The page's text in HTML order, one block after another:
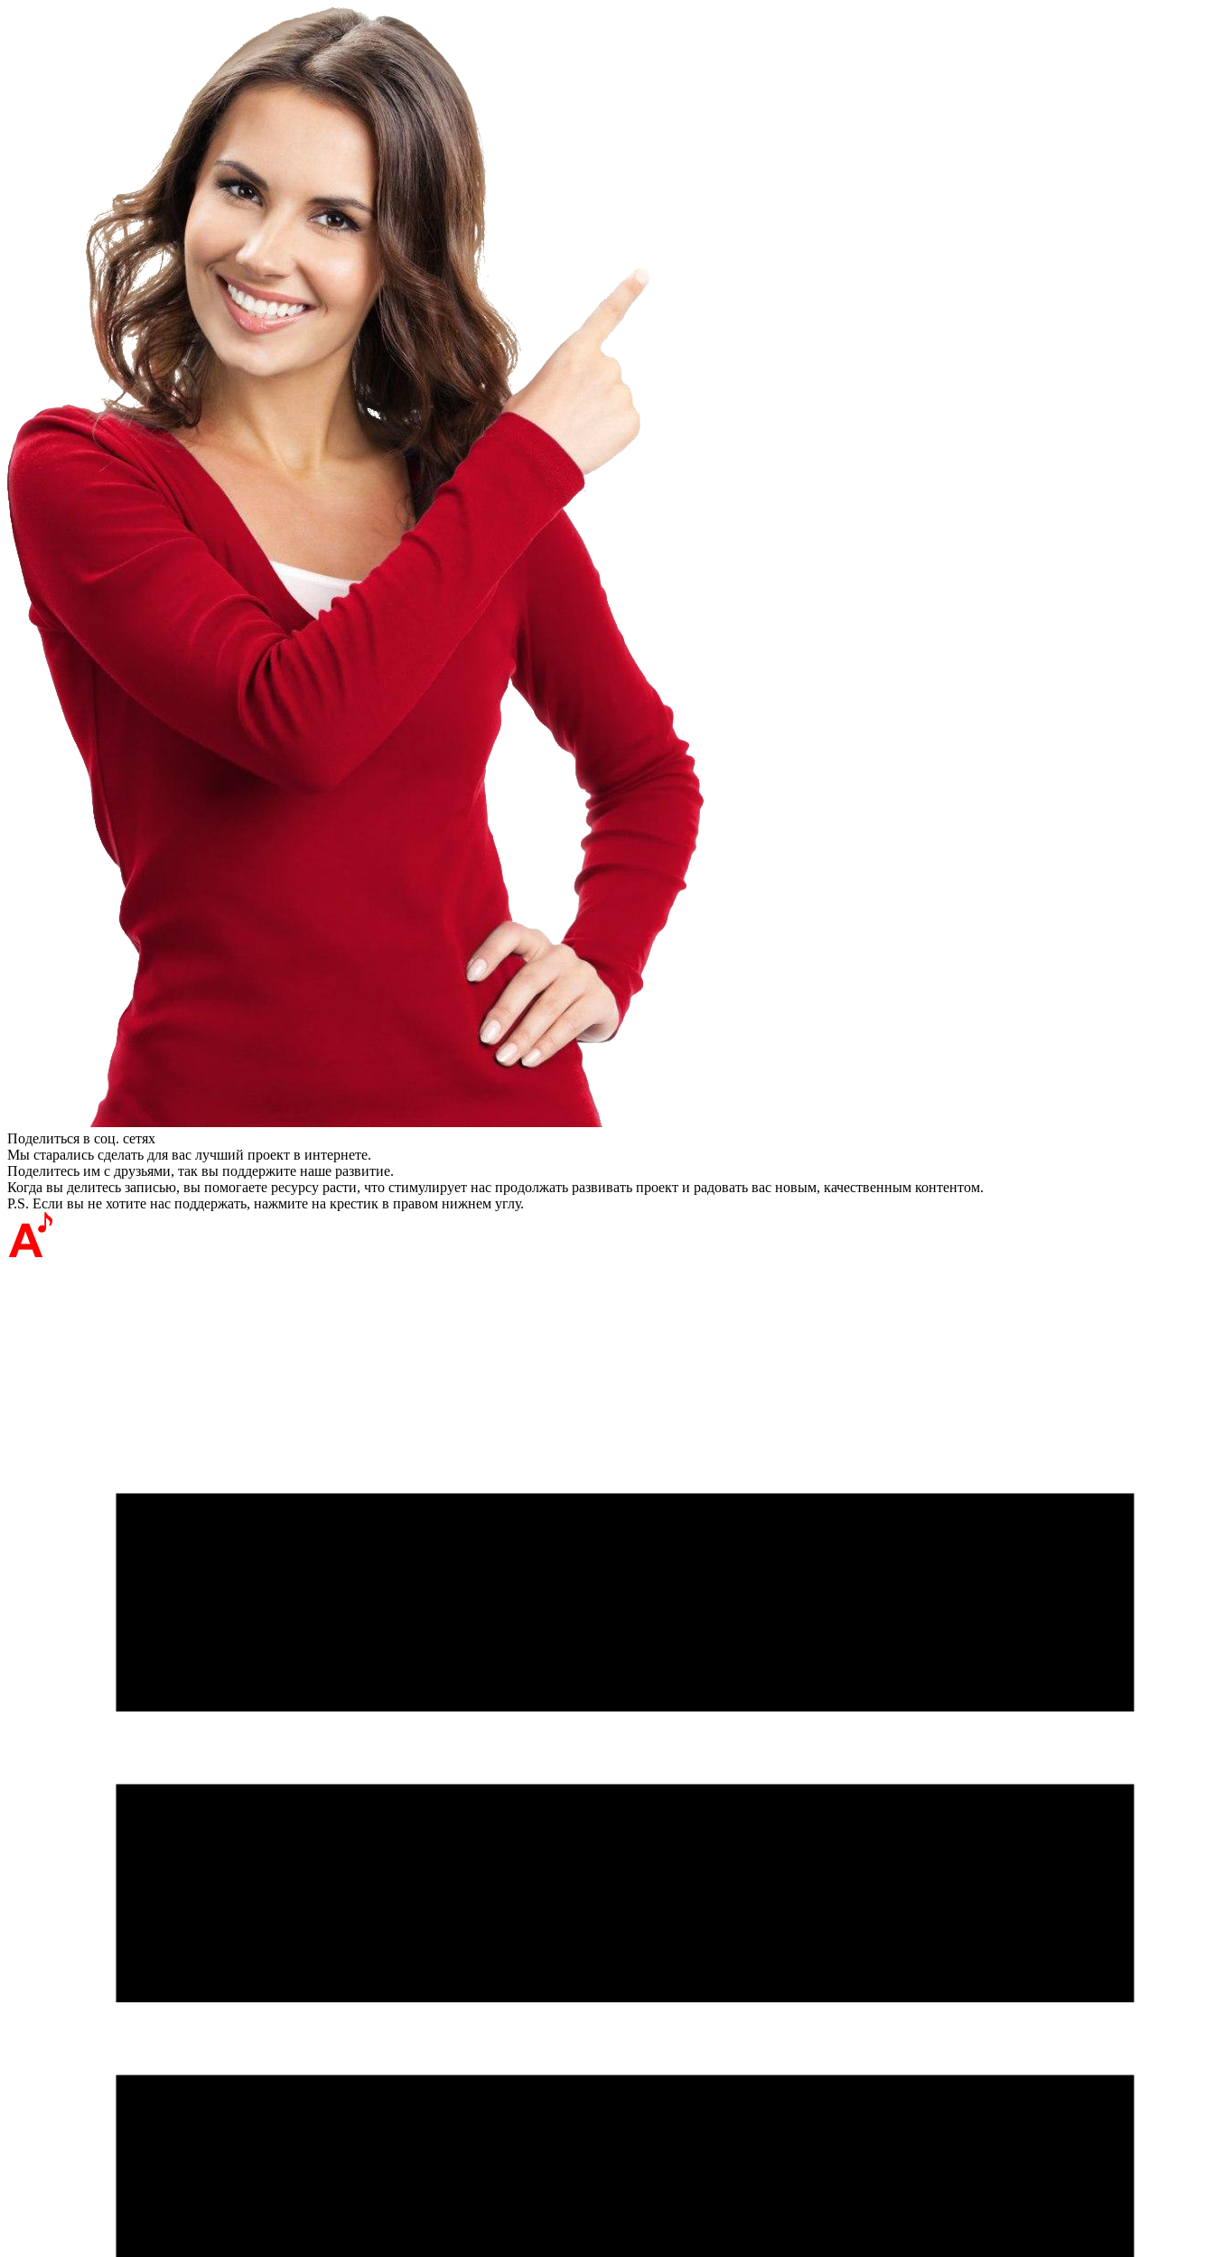
Поделиться в соц. сетях
Мы старались сделать для вас лучший проект в интернете.
Поделитесь им с друзьями, так вы поддержите наше развитие.
Когда вы делитесь записью, вы помогаете ресурсу расти, что стимулирует нас продолжать развивать проект и радовать вас новым, качественным контентом.
P.S. Если вы не хотите нас поддержать, нажмите на крестик в правом нижнем углу.